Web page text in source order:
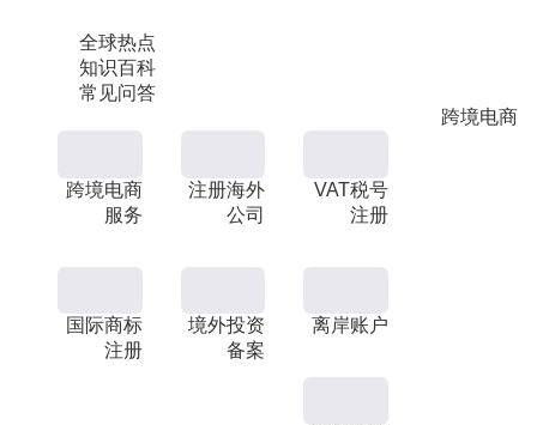
全球热点
知识百科
常见问答
跨境电商
跨境电商
服务
注册海外
公司
VAT税号
注册
国际商标
注册
境外投资
备案
离岸账户